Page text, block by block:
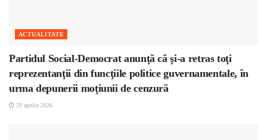
ACTUALITATE
Partidul Social-Democrat anunţă că şi-a retras toţi
reprezentanţii din funcţiile politice guvernamentale, în
urma depunerii moţiunii de cenzură
29 aprilie 2026